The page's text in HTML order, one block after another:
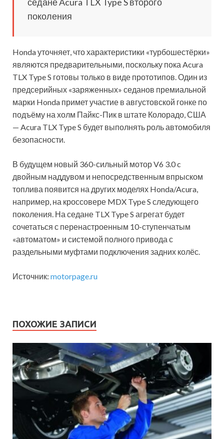
поколения
Honda уточняет, что характеристики «турбошестёрки»
являются предварительными, поскольку пока Acura
TLX Type S готовы только в виде прототипов. Один из
предсерийных «заряженных» седанов премиальной
марки Honda примет участие в августовской гонке по
подъёму на холм Пайкс-Пик в штате Колорадо, США
— Acura TLX Type S будет выполнять роль автомобиля
безопасности.
В будущем новый 360-сильный мотор V6 3.0 c
двойным наддувом и непосредственным впрыском
топлива появится на других моделях Honda/Acura,
например, на кроссовере MDX Type S следующего
поколения. На седане TLX Type S агрегат будет
сочетаться с перенастроенным 10-ступенчатым
«автоматом» и системой полного привода с
раздельными муфтами подключения задних колёс.
Источник: motorpage.ru
ПОХОЖИЕ ЗАПИСИ